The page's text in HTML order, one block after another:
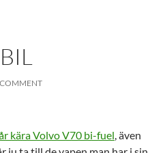
COMMENT
kära Volvo V70 bi-fuel, även